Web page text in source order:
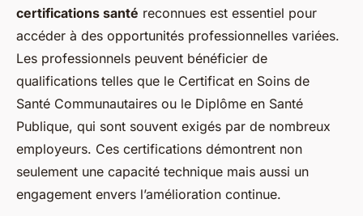
certifications santé reconnues est essentiel pour
accéder à des opportunités professionnelles variées.
Les professionnels peuvent bénéficier de
qualifications telles que le Certificat en Soins de
Santé Communautaires ou le Diplôme en Santé
Publique, qui sont souvent exigés par de nombreux
employeurs. Ces certifications démontrent non
seulement une capacité technique mais aussi un
engagement envers l’amélioration continue.